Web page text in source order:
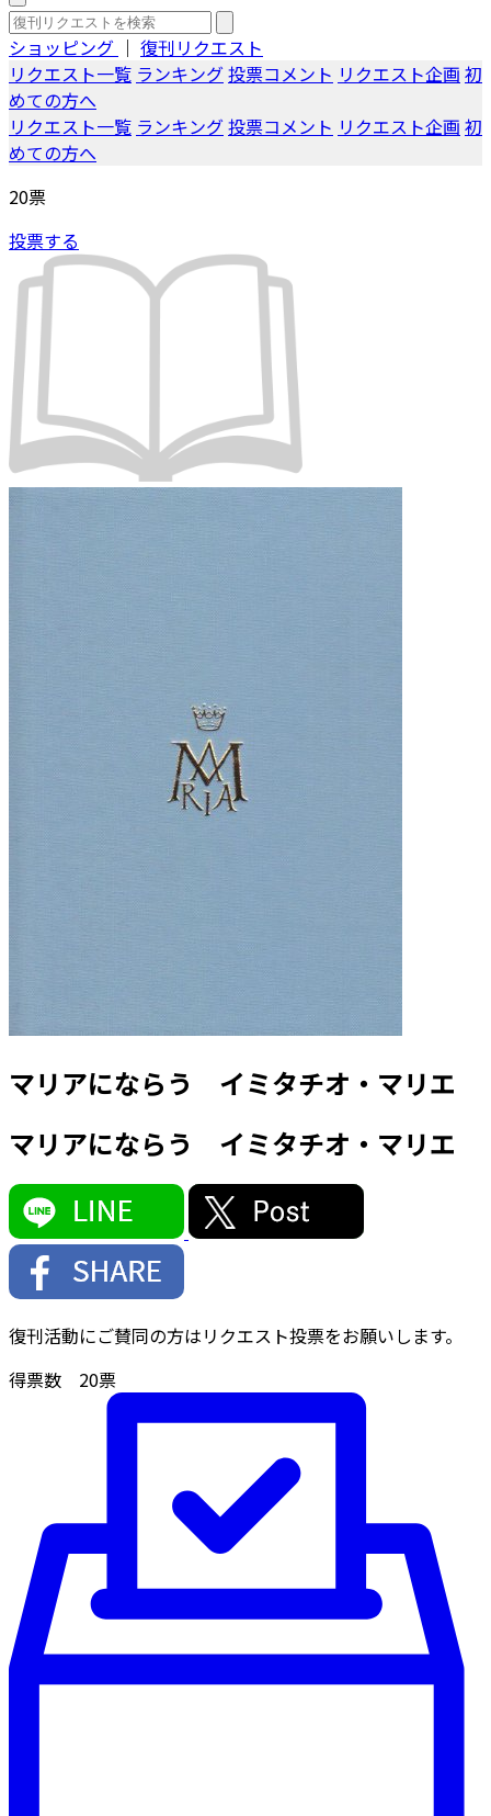
ショッピング ｜ 復刊リクエスト
リクエスト一覧 ランキング投票コメント リクエスト企画 初
めての方へ
リクエスト一覧 ランキング投票コメント リクエスト企画 初
めての方へ
20票
投票する
マリアにならう イミタチオ・マリエ
マリアにならう イミタチオ・マリエ
復刊活動にご賛同の方はリクエスト投票をお願いします。
得票数 20票